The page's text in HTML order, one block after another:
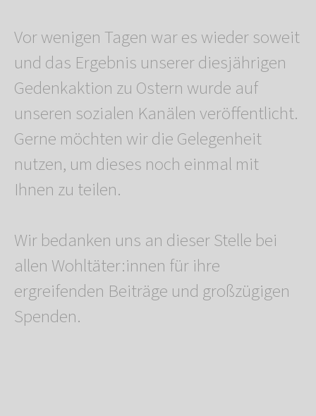
Vor wenigen Tagen war es wieder soweit
und das Ergebnis unserer diesjährigen
Gedenkaktion zu Ostern wurde auf
unseren sozialen Kanälen veröffentlicht.
Gerne möchten wir die Gelegenheit
nutzen, um dieses noch einmal mit
Ihnen zu teilen.
Wir bedanken uns an dieser Stelle bei
allen Wohltäter:innen für ihre
ergreifenden Beiträge und großzügigen
Spenden.